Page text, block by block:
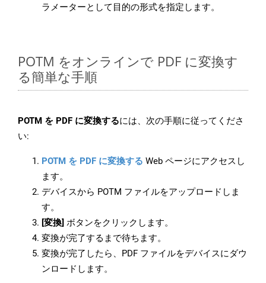
ラメーターとして目的の形式を指定します。
POTM をオンラインで PDF に変換す
る簡単な手順
POTM を PDF に変換するには、次の手順に従ってくださ
い:
POTM を PDF に変換する Web ページにアクセスし
ます。
デバイスから POTM ファイルをアップロードしま
す。
[変換] ボタンをクリックします。
変換が完了するまで待ちます。
変換が完了したら、PDF ファイルをデバイスにダウ
ンロードします。